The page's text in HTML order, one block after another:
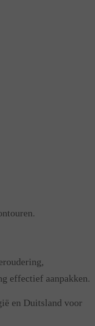
effectief aanpakken.
en Duitsland voor